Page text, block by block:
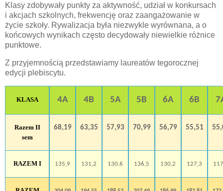
Klasy zdobywały punkty za aktywność, udział w konkursach
i akcjach szkolnych, frekwencję oraz zaangażowanie w
życie szkoły. Rywalizacja była niezwykle wyrównana, a o
końcowych wynikach często decydowały niewielkie różnice
punktowe.
Z przyjemnością przedstawiamy laureatów tegorocznej
edycji plebiscytu.
KLASA 4A 4B 5A 5B 6A 6B
Razem II
sem
68,19 63,35 57,93 70,99 56,79 55,51
RAZEM I 135,9 131,2 130,6 136,5 130,2 127,3